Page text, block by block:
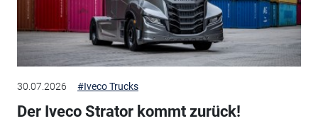
30.07.2026 #Iveco Trucks
Der Iveco Strator kommt zurück!